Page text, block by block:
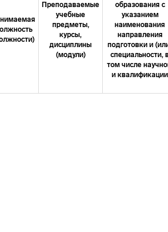
Преподаваемые
учебные
предметы,
курсы,
дисциплины
(модули)
образования с
указанием
наименования
направления
подготовки и
специальности,
том числе
и квалификации